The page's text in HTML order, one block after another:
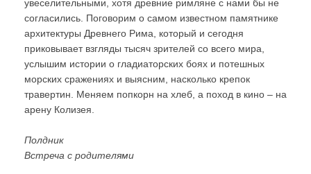
увеселительными, хотя древние римляне с нами бы не
согласились. Поговорим о самом известном памятнике
архитектуры Древнего Рима, который и сегодня
приковывает взгляды тысяч зрителей со всего мира,
услышим истории о гладиаторских боях и потешных
морских сражениях и выясним, насколько крепок
травертин. Меняем попкорн на хлеб, а поход в кино – на
арену Колизея.
Полдник
Встреча с родителями